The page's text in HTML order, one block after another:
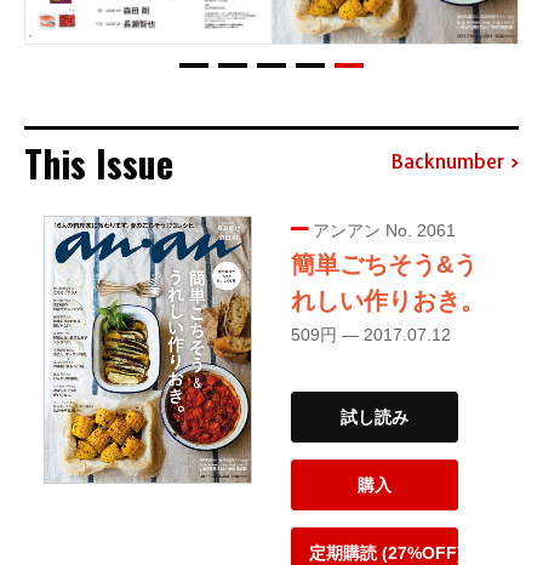
This Issue Backnumber
アンアン No. 2061
簡単ごちそう&う
れしい作りおき。
509円 — 2017.07.12
試し読み
購入
定期購読 (27%OFF)